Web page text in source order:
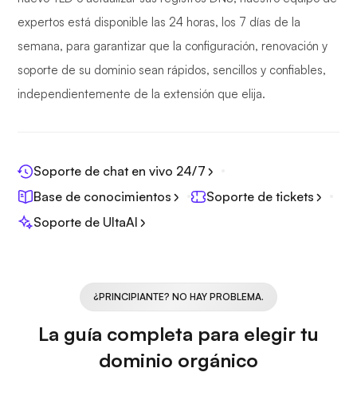
expertos está disponible las 24 horas, los 7 días de la
semana, para garantizar que la configuración, renovación y
soporte de su dominio sean rápidos, sencillos y confiables,
independientemente de la extensión que elija.
Soporte de chat en vivo 24/7
Base de conocimientos
Soporte de tickets
Soporte de UltaAI
¿PRINCIPIANTE? NO HAY PROBLEMA.
La guía completa para elegir tu
dominio orgánico